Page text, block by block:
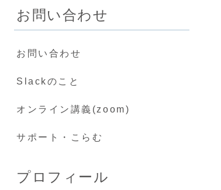
お問い合わせ
お問い合わせ
Slackのこと
オンライン講義(zoom)
サポート・こらむ
プロフィール